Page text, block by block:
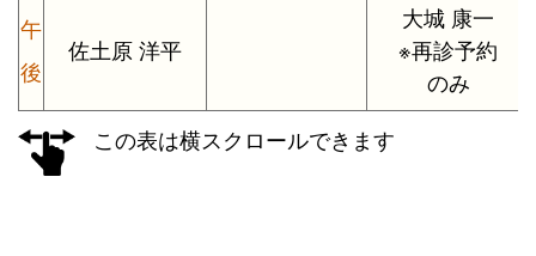
午
後
佐土原 洋平
大城 康一
※再診予約
のみ
この表は横スクロールできます